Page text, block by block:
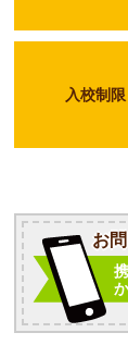
入校制限
お